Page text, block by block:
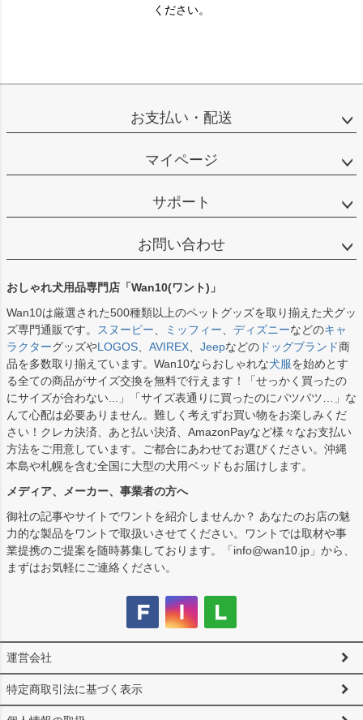
ください。
お支払い・配送
マイページ
サポート
お問い合わせ
おしゃれ犬用品専門店「Wan10(ワント)」
Wan10は厳選された500種類以上のペットグッズを取り揃えた犬グッ
ズ専門通販です。
スヌーピー ミッフィー ディズニーなどのキャ
ラクターグッズやLOGOS AVIREX Jeepなどの ドッグブランド商
品を多数取り揃えています。Wan10ならおしゃれな犬服を始めとす
る全ての商品がサイズ交換を無料で行えます！「せっかく買ったの
にサイズが合わない...」「サイズ表通りに買ったのにパツパツ…」な
んて心配は必要ありません。難しく考えずお買い物をお楽しみくだ
さい！クレカ決済、あと払い決済、AmazonPayなど様々なお支払い
方法をご用意しています。ご都合にあわせてお選びください。沖縄
本島や札幌を含む全国に大型の犬用ベッドもお届けします。
メディア、メーカー、事業者の方へ
御社の記事やサイトでワントを紹介しませんか？ あなたのお店の魅
力的な製品をワントで取扱いさせてください。ワントでは取材や事
業提携のご提案を随時募集しております。「info@wan10.jp」から、
まずはお気軽にご連絡ください。
運営会社
特定商取引法に基づく表示